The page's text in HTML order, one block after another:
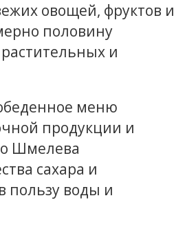
овощей, фруктов и
половину
и
меню
продукции и
Шмелева
сахара и
пользу воды и